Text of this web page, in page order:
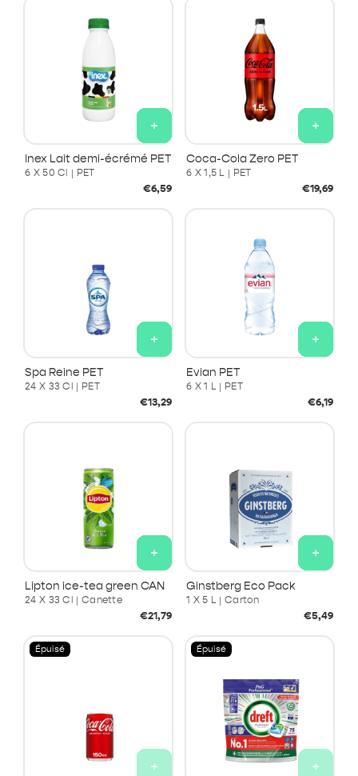
+
Inex Lait demi-écrémé PET
6 X 50 Cl | PET
Prix
€6,59
+
Coca-Cola Zero PET
6 X 1,5 L | PET
Prix
€19,69
+
Spa Reine PET
24 X 33 Cl | PET
Prix
€13,29
+
Evian PET
6 X 1 L | PET
Prix
€6,19
+
Lipton ice-tea green CAN
24 X 33 Cl | Canette
Prix
€21,79
+
Ginstberg Eco Pack
1 X 5 L | Carton
Prix
€5,49
Épuisé
+
Épuisé
+